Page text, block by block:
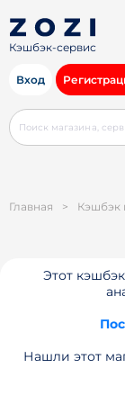
Кэшбэк-сервис
Вход
Главная > Кэшбэк
Этот
Нашли этот